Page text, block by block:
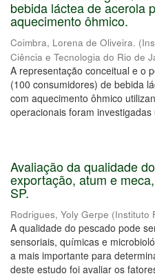
bebida láctea de acerola
aquecimento ôhmico.
Coimbra, Lorena de Oliveira. (
Ciência e Tecnologia do Rio de
A representação conceitual e o
(100 consumidores) de bebida
com aquecimento ôhmico
operacionais foram investigadas
Avaliação da qualidade
exportação, atum e
SP.
Rodrigues, Yoly Gerpe (Instituto
A qualidade do pescado pode
sensoriais, químicas e
a mais importante para
deste estudo foi avaliar os